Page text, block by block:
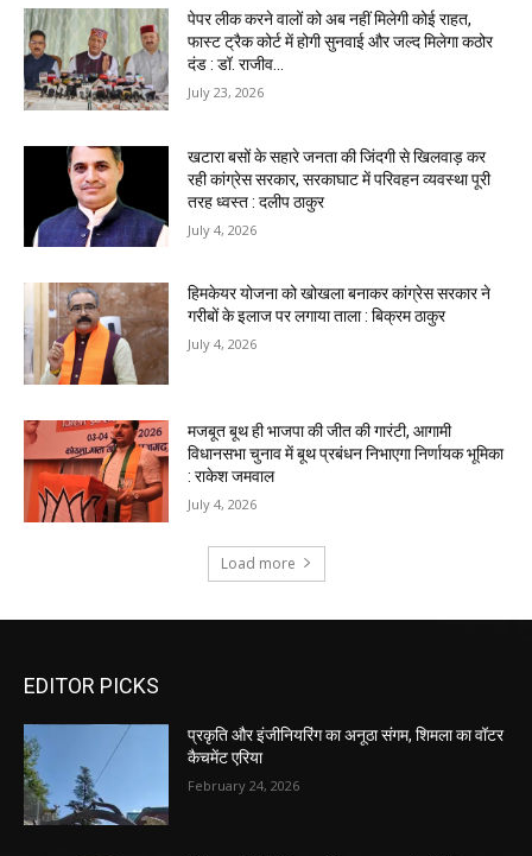
EDITOR PICKS
प्रकृति और इंजीनियरिंग का अनूठा संगम, शिमला का वॉटर
कैचमेंट एरिया
February 24, 2026